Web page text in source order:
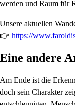
werden und Raum für
Unsere aktuellen
👉 https://
Eine andere
Am Ende ist die
doch sein Charakter